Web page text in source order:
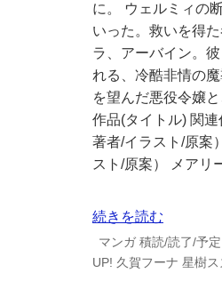
に。 ウェルミィの
いった。救いを得
ラ、アーバイン。
れる、冷酷非情の
を望んだ悪役令嬢
作品(タイトル) 関
著者/イラスト/原案
スト/原案） メアリ
続きを読む
マンガ 積読/読了/予定
UP! 久賀フーナ 星樹ス